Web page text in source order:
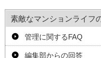
素敵なマンションライフ
管理に関するFAQ
編集部からの回答